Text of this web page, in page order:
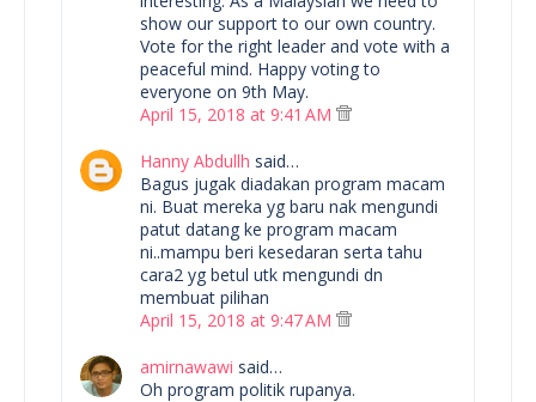
show our support to our own country.
Vote for the right leader and vote with a
peaceful mind. Happy voting to
everyone on 9th May.
April 15, 2018 at 9:41 AM
Hanny Abdullh said…
Bagus jugak diadakan program macam
ni. Buat mereka yg baru nak mengundi
patut datang ke program macam
ni..mampu beri kesedaran serta tahu
cara2 yg betul utk mengundi dn
membuat pilihan
April 15, 2018 at 9:47 AM
amirnawawi said…
Oh program politik rupanya.